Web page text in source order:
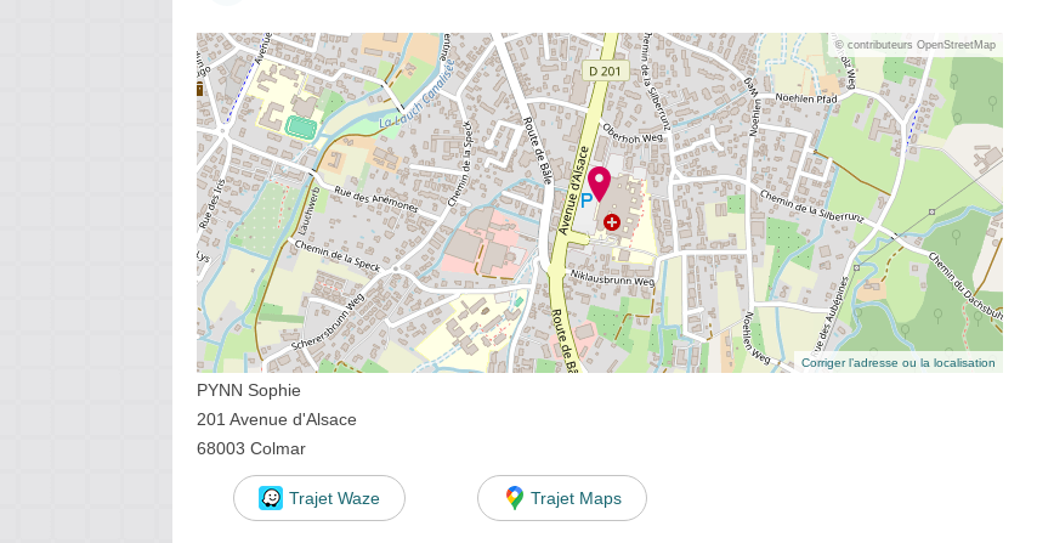
© contributeurs OpenStreetMap
Corriger l’adresse ou la localisation
PYNN Sophie
201 Avenue d'Alsace
68003 Colmar
Trajet Waze Trajet Maps